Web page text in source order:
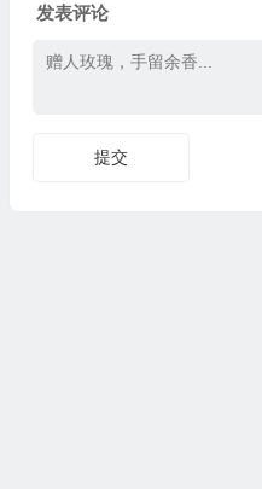
发表评论